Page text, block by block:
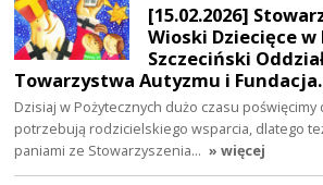
[15.02.2026]
Wioski Dziecięce w
Szczeciński
Towarzystwa Autyzmu i
Dzisiaj w Pożytecznych dużo czasu
potrzebują rodzicielskiego wsparcia, dlatego
paniami ze Stowarzyszenia… » więcej